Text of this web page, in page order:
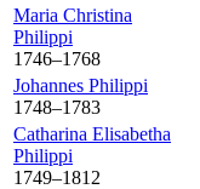
Maria Christina
Philippi
1746–1768
Johannes Philippi
1748–1783
Catharina Elisabetha
Philippi
1749–1812